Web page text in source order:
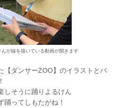
が線を描いている動画が開きます
【ダンサーZOO】のイラストとバ
しそうに踊りよるけん
踊ってしもたがね！